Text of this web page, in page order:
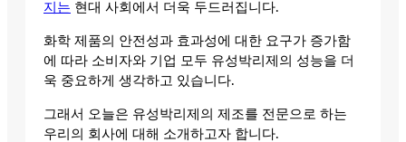
지는 현대 사회에서 더욱 두드러집니다.
화학 제품의 안전성과 효과성에 대한 요구가 증가함
에 따라 소비자와 기업 모두 유성박리제의 성능을 더
욱 중요하게 생각하고 있습니다.
그래서 오늘은 유성박리제의 제조를 전문으로 하는
우리의 회사에 대해 소개하고자 합니다.